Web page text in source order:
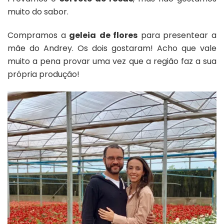
muito do sabor.
Compramos a geleia de flores para presentear a
mãe do Andrey. Os dois gostaram! Acho que vale
muito a pena provar uma vez que a região faz a sua
própria produção!